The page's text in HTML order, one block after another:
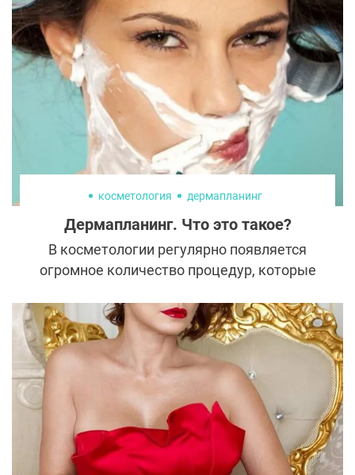
ведь она помогает преобразиться за
обеденный перерыв. Рассказываем все,
что нужно знать об этой аппаратной
косметология дермапланинг
Дермапланинг. Что это такое?
В косметологии регулярно появляется
огромное количество процедур, которые
молодости. Одна из самых трендовых и
обсуждаемых сегодня - дермапланинг. Что
это такое? Рассказываем...